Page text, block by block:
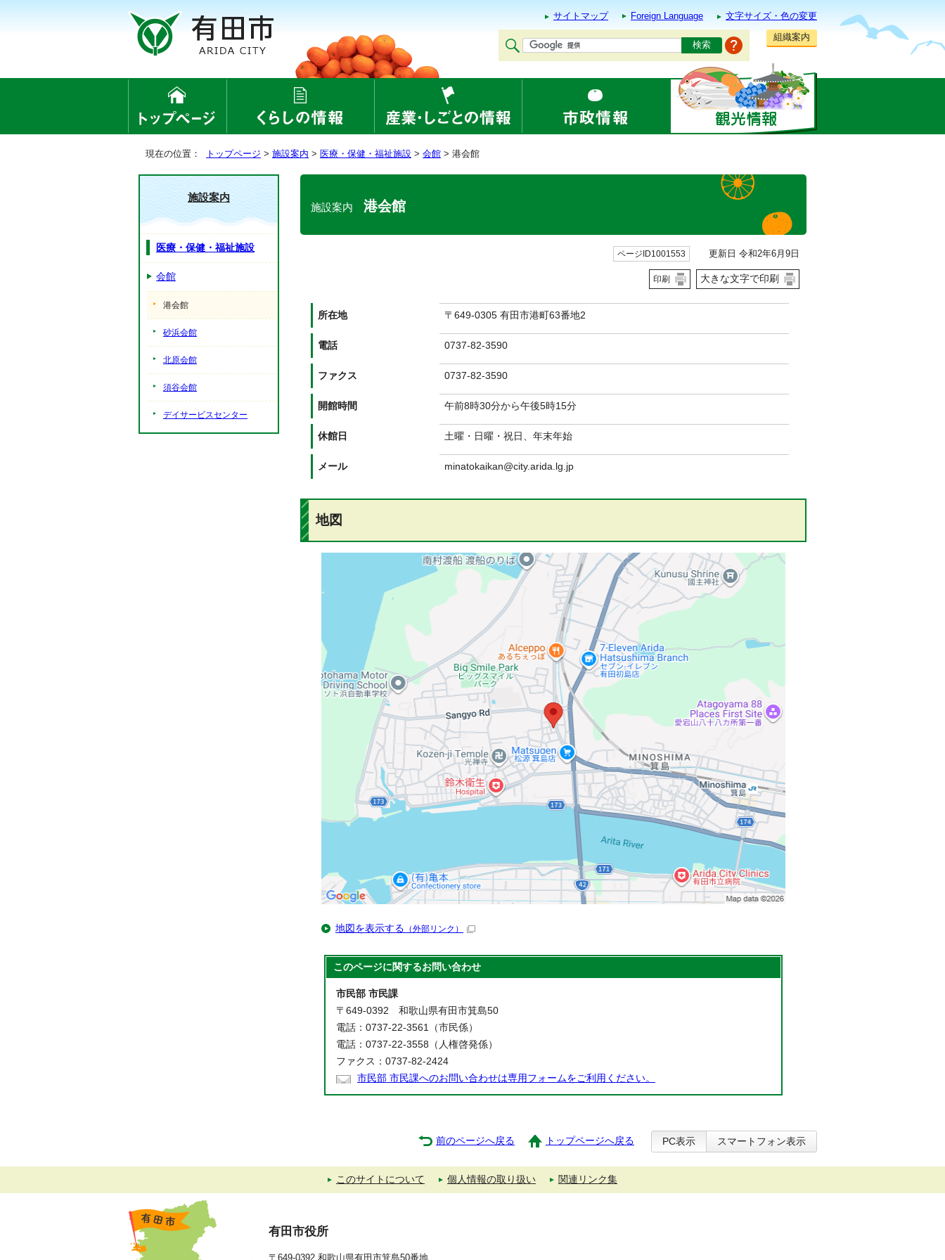
サイトマップ Foreign Language
文字サイズ・色の変更
組織案内
現在の位置： トップページ > 施設案内 > 医療・保健・福祉施設 > 会館 > 港会館
施設案内 港会館
ページID1001553 更新日 令和2年6月9日
印刷 大きな文字で印刷
所在地 〒649-0305 有田市港町63番地2
電話 0737-82-3590
ファクス 0737-82-3590
開館時間 午前8時30分から午後5時15分
休館日 土曜・日曜・祝日、年末年始
メール minatokaikan@city.arida.lg.jp
地図
地図を表示する （外部リンク）
このページに関するお問い合わせ
市民部 市民課
〒649-0392 和歌山県有田市箕島50
電話：0737-22-3561（市民係）
電話：0737-22-3558（人権啓発係）
ファクス：0737-82-2424
市民部 市民課へのお問い合わせは専用フォームをご利用ください。
施設案内
医療・保健・福祉施設
会館
港会館
砂浜会館
北原会館
須谷会館
デイサービスセンター
前のページへ戻る トップページへ戻る PC表示 スマートフォン表示
このサイトについて 個人情報の取り扱い 関連リンク集
有田市役所
〒649-0392 和歌山県有田市箕島50番地